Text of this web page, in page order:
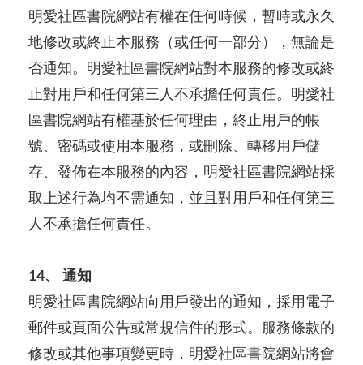
明愛社區書院網站有權在任何時候，暫時或永久
地修改或終止本服務（或任何一部分），無論是
否通知。明愛社區書院網站對本服務的修改或終
止對用戶和任何第三人不承擔任何責任。明愛社
區書院網站有權基於任何理由，終止用戶的帳
號、密碼或使用本服務，或刪除、轉移用戶儲
存、發佈在本服務的內容，明愛社區書院網站採
取上述行為均不需通知，並且對用戶和任何第三
人不承擔任何責任。
14、 通知
明愛社區書院網站向用戶發出的通知，採用電子
郵件或頁面公告或常規信件的形式。服務條款的
修改或其他事項變更時，明愛社區書院網站將會